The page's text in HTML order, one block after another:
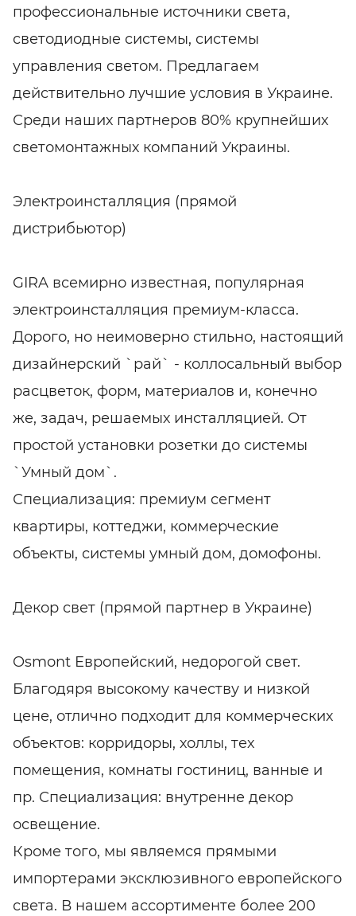
профессиональные источники света,
светодиодные системы, системы
управления светом. Предлагаем
действительно лучшие условия в Украине.
Среди наших партнеров 80% крупнейших
светомонтажных компаний Украины.
Электроинсталляция (прямой
дистрибьютор)
GIRA всемирно известная, популярная
электроинсталляция премиум-класса.
Дорого, но неимоверно стильно, настоящий
дизайнерский `рай` - коллосальный выбор
расцветок, форм, материалов и, конечно
же, задач, решаемых инсталляцией. От
простой установки розетки до системы
`Умный дом`.
Специализация: премиум сегмент
квартиры, коттеджи, коммерческие
объекты, системы умный дом, домофоны.
Декор свет (прямой партнер в Украине)
Osmont Европейский, недорогой свет.
Благодяря высокому качеству и низкой
цене, отлично подходит для коммерческих
объектов: корридоры, холлы, тех
помещения, комнаты гостиниц, ванные и
пр. Специализация: внутренне декор
освещение.
Кроме того, мы являемся прямыми
импортерами эксклюзивного европейского
света. В нашем ассортименте более 200